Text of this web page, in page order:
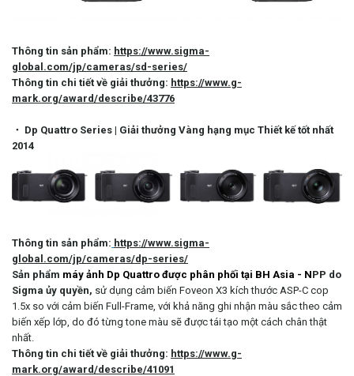
Thông tin sản phẩm: https://www.sigma-
global.com/jp/cameras/sd-series/
Thông tin chi tiết về giải thưởng: https://www.g-
mark.org/award/describe/43776
・ Dp Quattro Series | Giải thưởng Vàng hạng mục Thiết kế tốt nhất
2014
Thông tin sản phẩm: https://www.sigma-
global.com/jp/cameras/dp-series/
Sản phẩm máy ảnh Dp Quattro được phân phối tại BH Asia - NPP do
Sigma ủy quyền, sử dụng cảm biến Foveon X3 kích thước ASP-C cop
1.5x so với cảm biến Full-Frame, với khả năng ghi nhận màu sắc theo cảm
biến xếp lớp, do đó từng tone màu sẽ được tái tạo một cách chân thật
nhất.
Thông tin chi tiết về giải thưởng: https://www.g-
mark.org/award/describe/41091